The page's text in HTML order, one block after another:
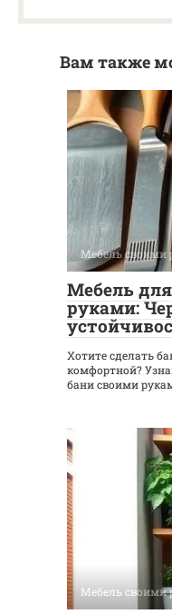
Вам также
Мебель своими
Мебель
руками:
Хотите сделать
комфортной?
бани своими
Мебель своими